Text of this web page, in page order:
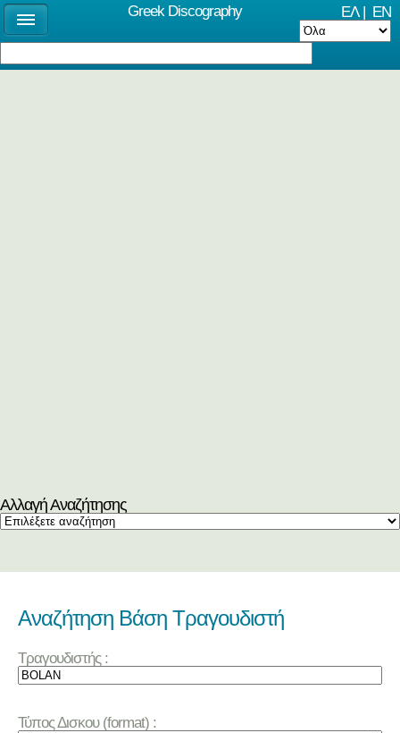
ΕΛ| EN
Αλλαγή Αναζήτησης
Αναζήτηση Βάση Τραγουδιστή
Τραγουδιστής :
Τύπος Δισκου (format) :
Greek Discography